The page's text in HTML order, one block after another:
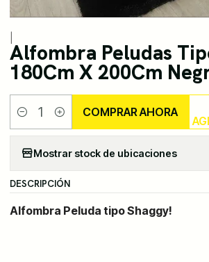
Alfombra Peludas
180Cm X 200Cm
Cantidad
COMPRAR AHORA
Mostrar stock de ubicaciones
DESCRIPCIÓN
Alfombra Peluda tipo Shaggy!